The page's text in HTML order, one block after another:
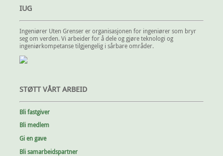
IUG
Ingeniører Uten Grenser er organisasjonen for ingeniører som bryr
seg om verden. Vi arbeider for å dele og gjøre teknologi og
ingeniørkompetanse tilgjengelig i sårbare områder.
STØTT VÅRT ARBEID
Bli fastgiver
Bli medlem
Gi en gave
Bli samarbeidspartner